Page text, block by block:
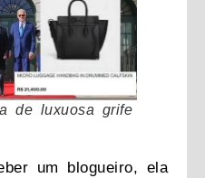
de luxuosa grife
um blogueiro, ela